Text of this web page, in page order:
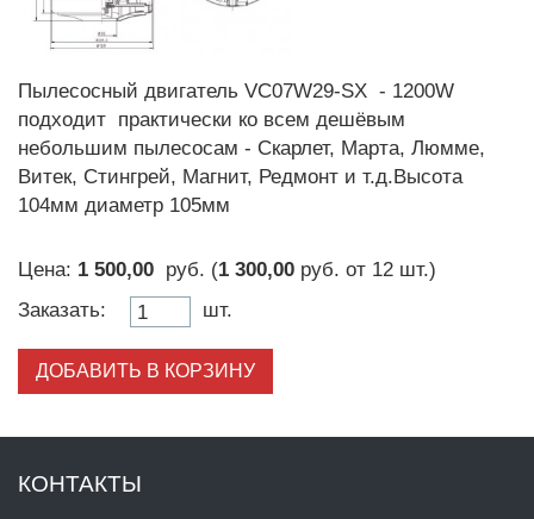
Пылесосный двигатель VC07W29-SX - 1200W
подходит практически ко всем дешёвым
небольшим пылесосам - Скарлет, Марта, Люмме,
Витек, Стингрей, Магнит, Редмонт и т.д.Высота
104мм диаметр 105мм
Цена: 1 500,00 руб. (1 300,00 руб. от 12 шт.)
Заказать:
шт.
ДОБАВИТЬ В КОРЗИНУ
КОНТАКТЫ